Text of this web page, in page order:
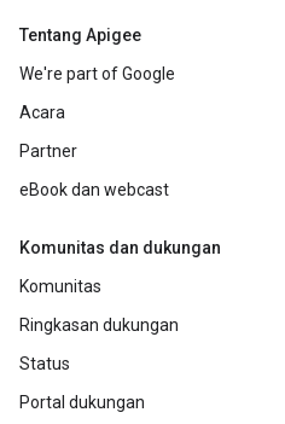
Tentang Apigee
We're part of Google
Acara
Partner
eBook dan webcast
Komunitas dan dukungan
Komunitas
Ringkasan dukungan
Status
Portal dukungan